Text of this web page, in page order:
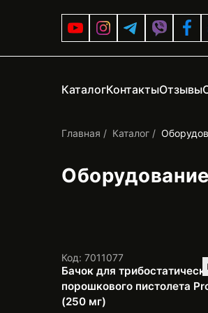
КаталогКонтактыОтзывы
Главная Каталог
Код: 7011077
Бачок для
порошкового пистолета
(250 мг)